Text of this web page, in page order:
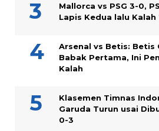
Mallorca vs PSG 3-0,
Lapis Kedua lalu Kalah
Arsenal vs Betis: Betis
Babak Pertama, Ini
Kalah
Klasemen Timnas
Garuda Turun usai
0-3